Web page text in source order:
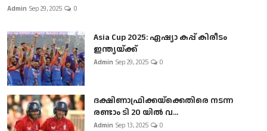
Admin Sep 29, 2025 0
Asia Cup 2025: ഏഷ്യാ കപ്പ് കിരീടം
ഇന്ത്യയ്ക്ക്
Admin Sep 29, 2025 0
ദക്ഷിണാഫ്രിക്കയ്‌ക്കെതിരെ നടന്ന
രണ്ടാം ടി 20 യിൽ വ...
Admin Sep 13, 2025 0